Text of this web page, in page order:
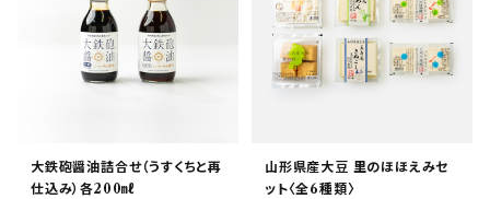
大鉄砲醤油詰合せ（うすくちと再
仕込み）各200㎖
山形県産大豆 里のほほえみセ
ット〈全6種類〉